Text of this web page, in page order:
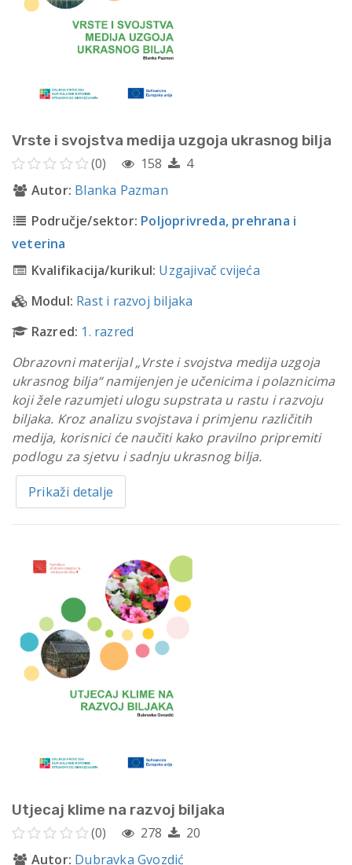
Vrste i svojstva medija uzgoja ukrasnog bilja
(0) 158
4
Autor: Blanka Pazman
Područje/sektor: Poljoprivreda, prehrana i
veterina
Kvalifikacija/kurikul: Uzgajivač cvijeća
Modul: Rast i razvoj biljaka
Razred: 1. razred
Obrazovni materijal „Vrste i svojstva medija uzgoja
ukrasnog bilja“ namijenjen je učenicima i polaznicima
koji žele razumjeti ulogu supstrata u rastu i razvoju
biljaka. Kroz analizu svojstava i primjenu različitih
medija, korisnici će naučiti kako pravilno pripremiti
podlogu za sjetvu i sadnju ukrasnog bilja.
Prikaži detalje
Utjecaj klime na razvoj biljaka
(0) 278
20
Autor: Dubravka Gvozdić